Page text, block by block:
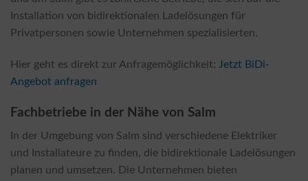
Installation von bidirektionalen Ladelösungen für
Privatpersonen sowie Unternehmen spezialisierten.
Hier geht es direkt zur Anfragemöglichkeit: Jetzt BiDi-
Angebot anfragen
Fachbetriebe in der Nähe von Salm
In der Umgebung von Salm sind verschiedene Elektriker
und Installateure zu finden, die bidirektionale Ladelösungen
planen und umsetzen. Die Unternehmen bieten